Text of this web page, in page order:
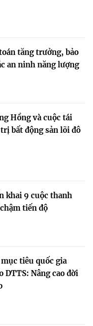
tăng trưởng, bảo
an ninh năng lượng
Hồng và cuộc tái
bất động sản lõi đô
khai 9 cuộc thanh
tiến độ
tiêu quốc gia
DTTS: Nâng cao đời